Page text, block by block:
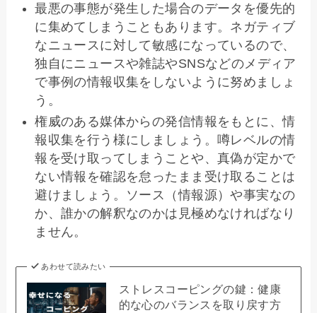
最悪の事態が発生した場合のデータを優先的
に集めてしまうこともあります。ネガティブ
なニュースに対して敏感になっているので、
独自にニュースや雑誌やSNSなどのメディア
で事例の情報収集をしないように努めましょ
う。
権威のある媒体からの発信情報をもとに、情
報収集を行う様にしましょう。噂レベルの情
報を受け取ってしまうことや、真偽が定かで
ない情報を確認を怠ったまま受け取ることは
避けましょう。ソース（情報源）や事実なの
か、誰かの解釈なのかは見極めなければなり
ません。
あわせて読みたい
ストレスコーピングの鍵：健康
的な心のバランスを取り戻す方